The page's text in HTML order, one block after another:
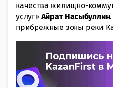
качества жилищно-
услуг» Айрат Насыбуллин
прибрежные зоны реки